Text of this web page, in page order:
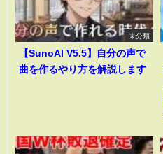
未分類
【SunoAI V5.5】自分の声で
曲を作るやり方を解説します